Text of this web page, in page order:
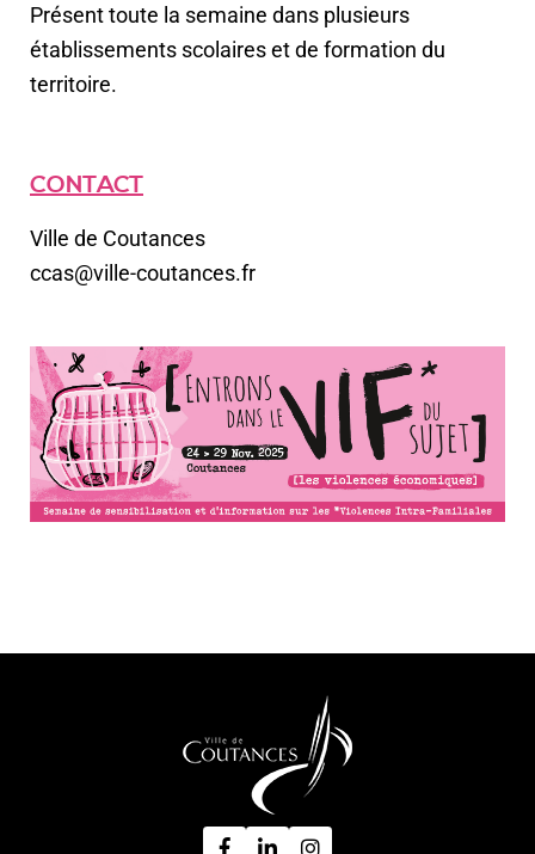
Présent toute la semaine dans plusieurs
établissements scolaires et de formation du
territoire.
CONTACT
Ville de Coutances
ccas@ville-coutances.fr